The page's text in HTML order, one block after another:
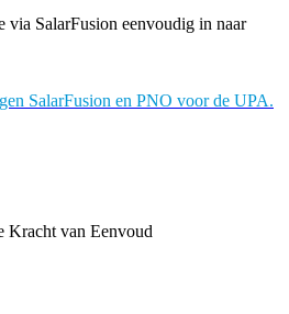
via SalarFusion eenvoudig in naar
SalarFusion en PNO voor de UPA.
Kracht van Eenvoud